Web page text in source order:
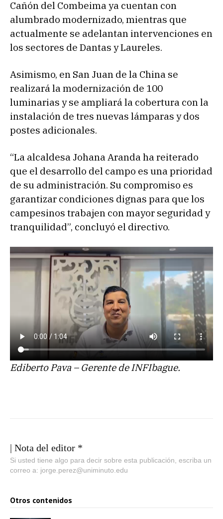
Cañón del Combeima ya cuentan con
alumbrado modernizado, mientras que
actualmente se adelantan intervenciones en
los sectores de Dantas y Laureles.
Asimismo, en San Juan de la China se
realizará la modernización de 100
luminarias y se ampliará la cobertura con la
instalación de tres nuevas lámparas y dos
postes adicionales.
“La alcaldesa Johana Aranda ha reiterado
que el desarrollo del campo es una prioridad
de su administración. Su compromiso es
garantizar condiciones dignas para que los
campesinos trabajen con mayor seguridad y
tranquilidad”, concluyó el directivo.
Ediberto Pava – Gerente de INFIbague.
| Nota del editor *
Si usted tiene algo para decir sobre esta publicación, escriba un
correo a: jorge.perez@uniminuto.edu
Otros contenidos